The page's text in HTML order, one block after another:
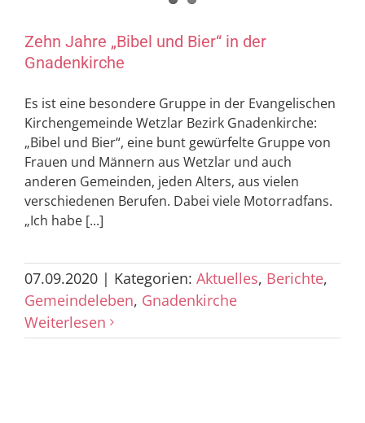
Zehn Jahre „Bibel und Bier“ in der
Gnadenkirche
Es ist eine besondere Gruppe in der Evangelischen
Kirchengemeinde Wetzlar Bezirk Gnadenkirche:
„Bibel und Bier“, eine bunt gewürfelte Gruppe von
Frauen und Männern aus Wetzlar und auch
anderen Gemeinden, jeden Alters, aus vielen
verschiedenen Berufen. Dabei viele Motorradfans.
„Ich habe [...]
07.09.2020 | Kategorien: Aktuelles, Berichte,
Gemeindeleben, Gnadenkirche
Weiterlesen